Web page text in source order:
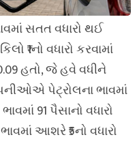
સતત વધારો થઈ
₹1નો વધારો કરવામાં
હતો, જે હવે વધીને
પેટ્રોલના ભાવમાં
91 પૈસાનો વધારો
આશરે ₹5નો વધારો